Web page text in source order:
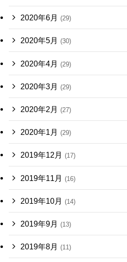
2020年6月 (29)
2020年5月 (30)
2020年4月 (29)
2020年3月 (29)
2020年2月 (27)
2020年1月 (29)
2019年12月 (17)
2019年11月 (16)
2019年10月 (14)
2019年9月 (13)
2019年8月 (11)